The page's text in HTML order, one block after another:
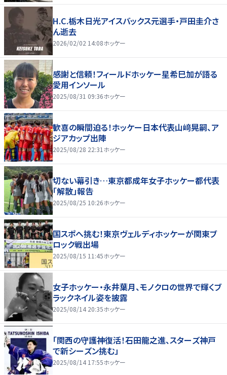
H.C.栃木日光アイスバックス元選手・戸田圭介さ
ん逝去
2026/02/02 14:08ホッケー
感謝と信頼！フィールドホッケー星希巳加が語る
愛用インソール
2025/08/31 09:36ホッケー
歓喜の瞬間迫る！ホッケー日本代表山﨑晃嗣、ア
ジアカップ出陣
2025/08/28 22:31 ホッケー
切ない幕引き…東京都成年女子ホッケー都代表
「解散」報告
2025/08/25 10:26ホッケー
国スポへ挑む！東京ヴェルディホッケーが関東ブ
ロック戦出場
2025/08/15 11:45ホッケー
女子ホッケー・永井葉月、モノクロの世界で輝くブ
ラックネイル姿を披露
2025/08/14 20:35ホッケー
「関西の守護神復活！石田龍之進、スターズ神戸
で新シーズン挑む」
2025/08/14 17:55ホッケー